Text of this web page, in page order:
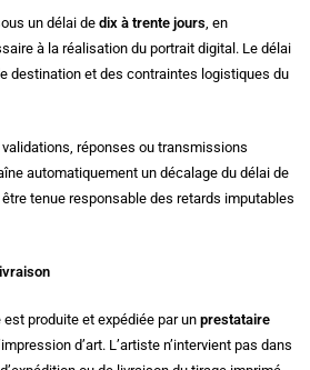
un délai de dix à trente jours, en
à la réalisation du portrait digital. Le délai
destination et des contraintes logistiques du
réponses ou transmissions
automatiquement un décalage du délai de
être tenue responsable des retards imputables
produite et expédiée par un prestataire
d’art. L’artiste n’intervient pas dans